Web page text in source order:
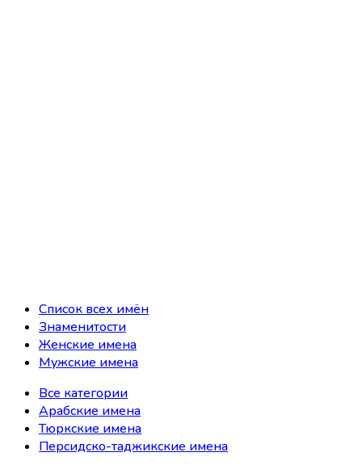
Список всех имён
Знаменитости
Женские имена
Мужские имена
Все категории
Арабские имена
Тюркские имена
Персидско-таджикские имена